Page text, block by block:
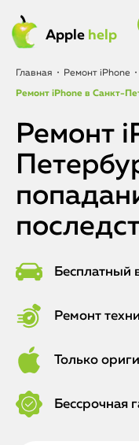
Apple help
Главная • Ремонт iPhone •
Ремонт iPhone в Санкт-
Ремонт
Бесплатный
Ремонт
Только
Бессрочная